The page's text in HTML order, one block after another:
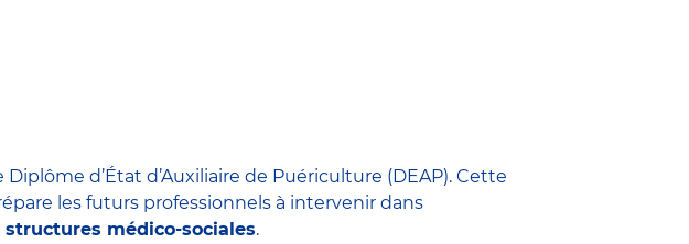
d’État d’Auxiliaire de Puériculture (DEAP). Cette
les futurs professionnels à intervenir dans
structures médico-sociales.